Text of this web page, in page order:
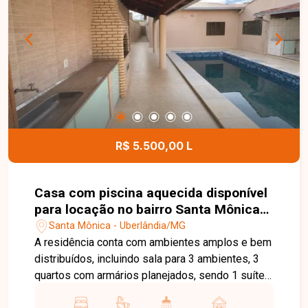
churrasqueira, quintal, sistema de câmeras de
segurança e 4 vagas de garagem. Uma excelente
opção para quem busca conforto, segurança e
sofisticação em uma das melhores regiões da
cidade. Entre em contato e agende sua visita para
conhecer este belo imóvel.
R$ 5.500,00 L
Casa com piscina aquecida disponível
para locação no bairro Santa Mônica
em Uberlândia-MG
Santa Mônica - Uberlândia/MG
A residência conta com ambientes amplos e bem
distribuídos, incluindo sala para 3 ambientes, 3
quartos com armários planejados, sendo 1 suíte